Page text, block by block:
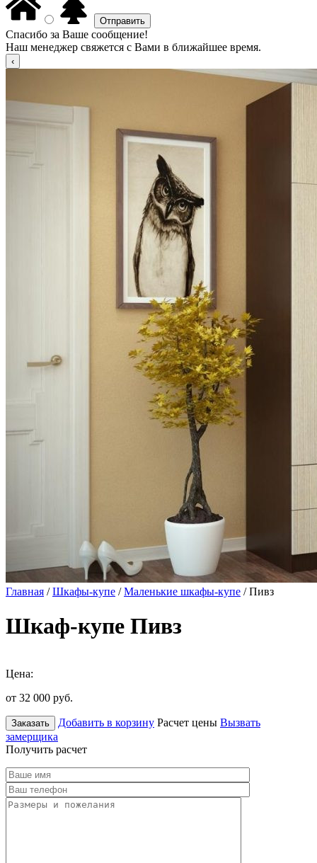
Спасибо за Ваше сообщение!
Наш менеджер свяжется с Вами в ближайшее время.
Главная /Шкафы-купе /Маленькие шкафы-купе / Пивз
Шкаф-купе Пивз
Цена:
от 32 000 руб.
Заказать Добавить в корзину Расчет цены Вызвать
замерщика
Получить расчет